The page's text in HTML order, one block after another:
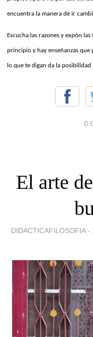
encuentra la manera de ir
Escucha las razones y expón
principio y hay enseñanzas
lo que te digan da la
0
El arte
DIDACTICAFILOSOFIA -